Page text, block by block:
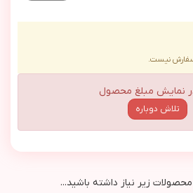
سفارش نیست.
نمایش مبلغ محصول
تلاش دوباره
زیر نیاز داشته باشید...